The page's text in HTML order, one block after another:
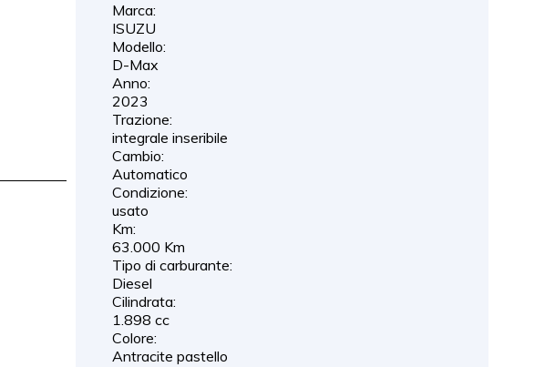
Marca:
ISUZU
Modello:
D-Max
Anno:
2023
Trazione:
integrale inseribile
Cambio:
Automatico
Condizione:
usato
Km:
63.000 Km
Tipo di carburante:
Diesel
Cilindrata:
1.898 cc
Colore:
Antracite pastello